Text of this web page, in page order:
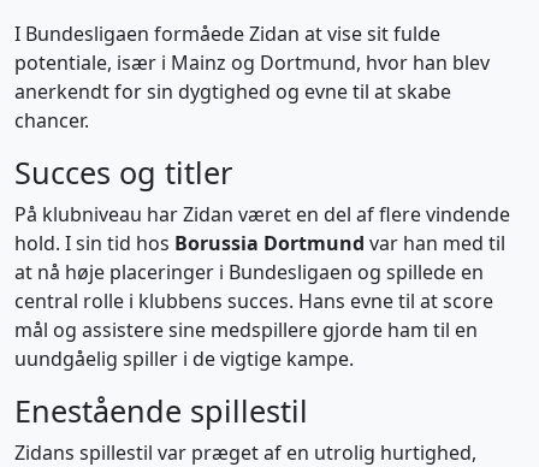
I Bundesligaen formåede Zidan at vise sit fulde
potentiale, især i Mainz og Dortmund, hvor han blev
anerkendt for sin dygtighed og evne til at skabe
chancer.
Succes og titler
På klubniveau har Zidan været en del af flere vindende
hold. I sin tid hos Borussia Dortmund var han med til
at nå høje placeringer i Bundesligaen og spillede en
central rolle i klubbens succes. Hans evne til at score
mål og assistere sine medspillere gjorde ham til en
uundgåelig spiller i de vigtige kampe.
Enestående spillestil
Zidans spillestil var præget af en utrolig hurtighed,